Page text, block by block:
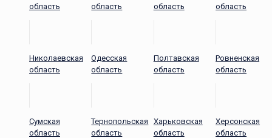
область
область
область
область
Николаевская
область
Одесская
область
Полтавская
область
Ровненская
область
Сумская
область
Тернопольская
область
Харьковская
область
Херсонская
область